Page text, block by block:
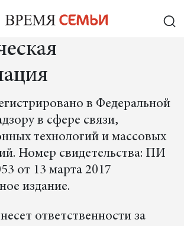
в Федеральной
в сфере связи,
технологий и массовых
Номер свидетельства: ПИ
от 13 марта 2017
издание.
ответственности за